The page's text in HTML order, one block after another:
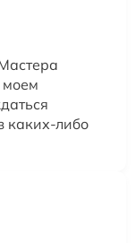
моем
каких-либо